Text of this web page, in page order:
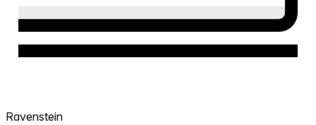
Ravenstein